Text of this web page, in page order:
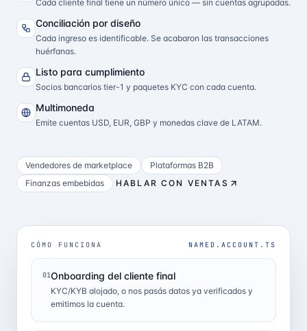
Cada cliente final tiene un número único — sin cuentas agrupadas.
Conciliación por diseño
Cada ingreso es identificable. Se acabaron las transacciones
huérfanas.
Listo para cumplimiento
Socios bancarios tier-1 y paquetes KYC con cada cuenta.
Multimoneda
Emite cuentas USD, EUR, GBP y monedas clave de LATAM.
Vendedores de marketplace
Plataformas B2B
Finanzas embebidas
HABLAR CON VENTAS
CÓMO FUNCIONA NAMED.ACCOUNT.TS
01Onboarding del cliente final
KYC/KYB alojado, o nos pasás datos ya verificados y
emitimos la cuenta.